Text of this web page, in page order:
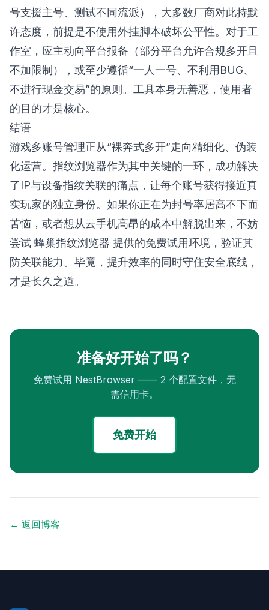
号支援主号、测试不同流派），大多数厂商对此持默
许态度，前提是不使用外挂脚本破坏公平性。对于工
作室，应主动向平台报备（部分平台允许合规多开且
不加限制），或至少遵循“一人一号、不利用BUG、
不进行现金交易”的原则。工具本身无善恶，使用者
的目的才是核心。
结语
游戏多账号管理正从“裸奔式多开”走向精细化、伪装
化运营。指纹浏览器作为其中关键的一环，成功解决
了IP与设备指纹关联的痛点，让每个账号获得接近真
实玩家的独立身份。如果你正在为封号率居高不下而
苦恼，或者想从云手机高昂的成本中解脱出来，不妨
尝试 蜂巢指纹浏览器 提供的免费试用环境，验证其
防关联能力。毕竟，提升效率的同时守住安全底线，
才是长久之道。
准备好开始了吗？
免费试用 NestBrowser —— 2 个配置文件，无
需信用卡。
免费开始
← 返回博客